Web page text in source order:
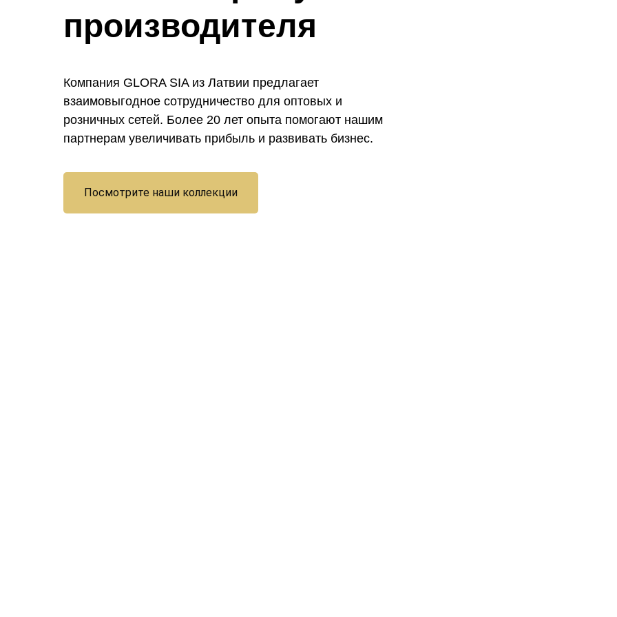
производителя
Компания GLORA SIA из Латвии предлагает
взаимовыгодное сотрудничество для оптовых и
розничных сетей. Более 20 лет опыта помогают нашим
партнерам увеличивать прибыль и развивать бизнес.
Посмотрите наши коллекции